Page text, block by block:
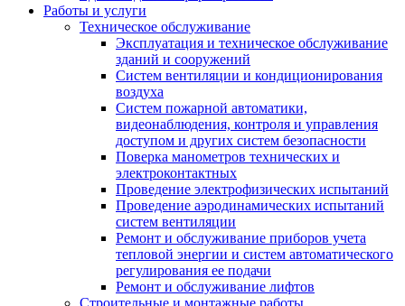
Работы и услуги
Техническое обслуживание
Эксплуатация и техническое обслуживание
зданий и сооружений
Систем вентиляции и кондиционирования
воздуха
Систем пожарной автоматики,
видеонаблюдения, контроля и управления
доступом и других систем безопасности
Поверка манометров технических и
электроконтактных
Проведение электрофизических испытаний
Проведение аэродинамических испытаний
систем вентиляции
Ремонт и обслуживание приборов учета
тепловой энергии и систем автоматического
регулирования ее подачи
Ремонт и обслуживание лифтов
Строительные и монтажные работы